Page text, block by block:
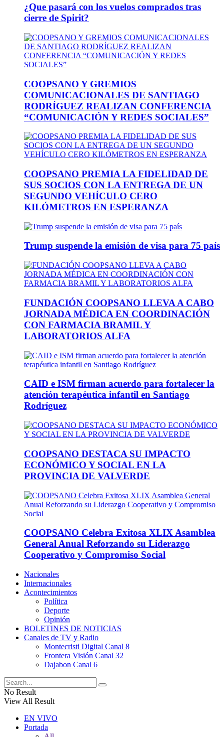
¿Que pasará con los vuelos comprados tras
cierre de Spirit?
COOPSANO Y GREMIOS
COMUNICACIONALES DE SANTIAGO
RODRÍGUEZ REALIZAN CONFERENCIA
“COMUNICACIÓN Y REDES SOCIALES”
COOPSANO PREMIA LA FIDELIDAD DE
SUS SOCIOS CON LA ENTREGA DE UN
SEGUNDO VEHÍCULO CERO
KILÓMETROS EN ESPERANZA
Trump suspende la emisión de visa para 75 país
FUNDACIÓN COOPSANO LLEVA A CABO
JORNADA MÉDICA EN COORDINACIÓN
CON FARMACIA BRAMIL Y
LABORATORIOS ALFA
CAID e ISM firman acuerdo para fortalecer la
atención terapéutica infantil en Santiago
Rodríguez
COOPSANO DESTACA SU IMPACTO
ECONÓMICO Y SOCIAL EN LA
PROVINCIA DE VALVERDE
COOPSANO Celebra Exitosa XLIX Asamblea
General Anual Reforzando su Liderazgo
Cooperativo y Compromiso Social
Nacionales
Internacionales
Acontecimientos
Política
Deporte
Opinión
BOLETINES DE NOTICIAS
Canales de TV y Radio
Montecristi Digital Canal 8
Frontera Visión Canal 32
Dajabon Canal 6
No Result
View All Result
EN VIVO
Portada